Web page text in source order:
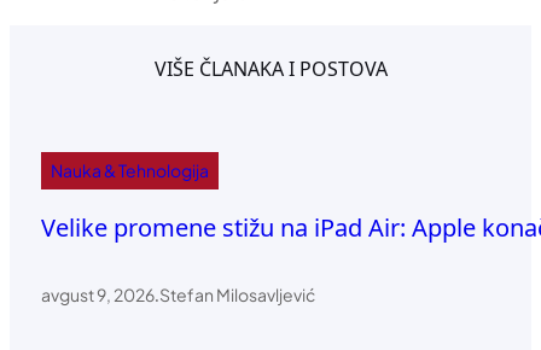
VIŠE ČLANAKA I POSTOVA
Nauka & Tehnologija
Velike promene stižu na iPad Air: Apple
avgust 9, 2026.Stefan Milosavljević